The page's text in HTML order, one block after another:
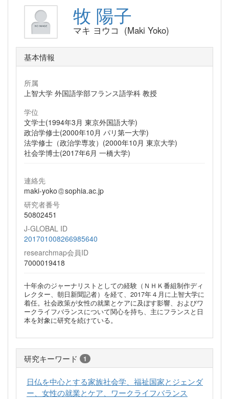
牧 陽子
マキ ヨウコ (Maki Yoko)
基本情報
所属
上智大学 外国語学部フランス語学科 教授
学位
文学士(1994年3月 東京外国語大学)
政治学修士(2000年10月 パリ第一大学)
法学修士（政治学専攻）(2000年10月 東京大学)
社会学博士(2017年6月 一橋大学)
連絡先
maki-yoko
sophia.ac.jp
研究者番号
50802451
J-GLOBAL ID
201701008266985640
researchmap会員ID
7000019418
十年余のジャーナリストとしての経験（ＮＨＫ番組制作ディ
レクター、朝日新聞記者）を経て、2017年４月に上智大学に
着任。社会政策が女性の就業とケアに及ぼす影響、およびワ
ークライフバランスについて関心を持ち、主にフランスと日
本を対象に研究を続けている。
研究キーワード 1
日仏を中心とする家族社会学、福祉国家とジェンダ
ー、女性の就業とケア、ワークライフバランス